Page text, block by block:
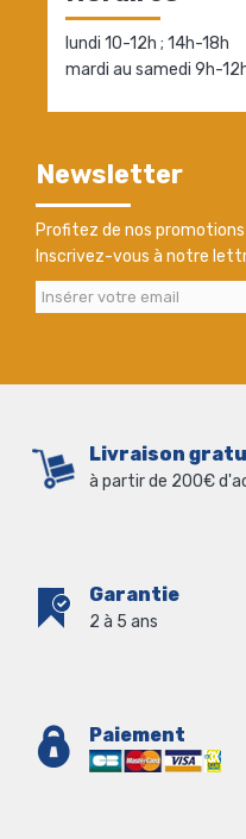
lundi 10-12h ; 14h-18h
mardi au samedi 9h-
Newsletter
Profitez de nos
Inscrivez-vous à notre
Livraison
à partir de 200€
Garantie
2 à 5 ans
Paiement